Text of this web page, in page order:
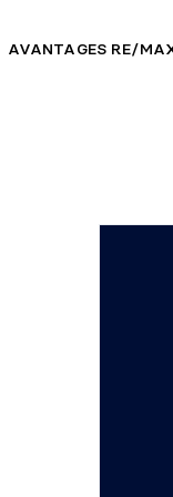
AVANTAGES RE/